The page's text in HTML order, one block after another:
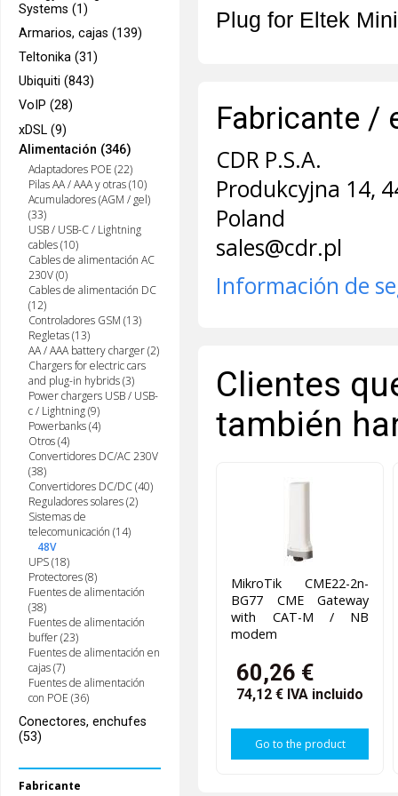
Systems (1)
Armarios, cajas (139)
Teltonika (31)
Ubiquiti (843)
VoIP (28)
xDSL (9)
Alimentación (346)
Adaptadores POE (22)
Pilas AA / AAA y otras (10)
Acumuladores (AGM / gel)
(33)
USB / USB-C / Lightning
cables (10)
Cables de alimentación AC
230V (0)
Cables de alimentación DC
(12)
Controladores GSM (13)
Regletas (13)
AA / AAA battery charger (2)
Chargers for electric cars
and plug-in hybrids (3)
Power chargers USB / USB-
c / Lightning (9)
Powerbanks (4)
Otros (4)
Convertidores DC/AC 230V
(38)
Convertidores DC/DC (40)
Reguladores solares (2)
Sistemas de
telecomunicación (14)
48V
UPS (18)
Protectores (8)
Fuentes de alimentación
(38)
Fuentes de alimentación
buffer (23)
Fuentes de alimentación en
cajas (7)
Fuentes de alimentación
con POE (36)
Conectores, enchufes
(53)
Fabricante
Plug for Eltek
Fabricante /
CDR P.S.A.
Produkcyjna 14,
Poland
sales@cdr.pl
Información de
Clientes
también
MikroTik CME22-2n-
BG77 CME Gateway
with CAT-M / NB
modem
60,26 €
74,12 € IVA incluido
Go to the product